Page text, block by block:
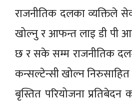
राजनीतिक दलका व्यक्तिले
खोल्नु र आफन्त लाइ डी पी
छ र सके सम्म राजनीतिक
कन्सल्टेन्सी खोल्न निरुसाहित
बृस्तित परियोजना प्रतिबेदन